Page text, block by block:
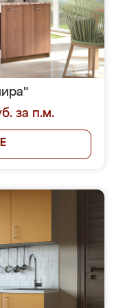
за п.м.